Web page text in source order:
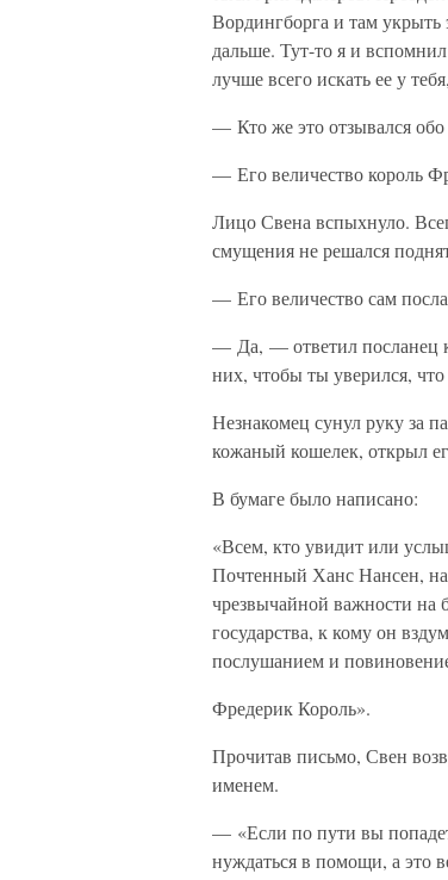
Вордингборга и там укрыть
дальше. Тут-то я и
лучше всего искать ее у
— Кто же это отзывался
— Его величество король
Лицо Свена вспыхнуло.
смущения не решался
— Его величество сам
— Да, — ответил посланец
них, чтобы ты уверился,
Незнакомец сунул руку за
кожаный кошелек, открыл
В бумаге было написано:
«Всем, кто увидит или
Почтенный Ханс Нансен,
чрезвычайной важности на
государства, к кому он
послушанием и
Фредерик Король».
Прочитав письмо, Свен
именем.
— «Если по пути вы
нуждаться в помощи, а это